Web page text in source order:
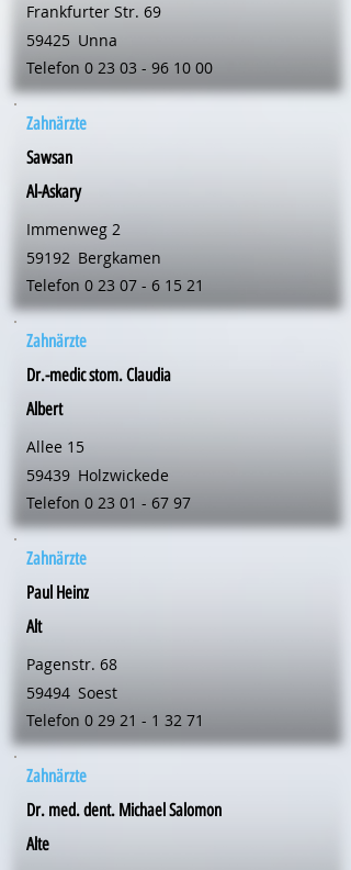
Frankfurter Str. 69
59425 Unna
Telefon 0 23 03 - 96 10 00
Zahnärzte
Sawsan
Al-Askary
Immenweg 2
59192 Bergkamen
Telefon 0 23 07 - 6 15 21
Zahnärzte
Dr.-medic stom. Claudia
Albert
Allee 15
59439 Holzwickede
Telefon 0 23 01 - 67 97
Zahnärzte
Paul Heinz
Alt
Pagenstr. 68
59494 Soest
Telefon 0 29 21 - 1 32 71
Zahnärzte
Dr. med. dent. Michael Salomon
Alte